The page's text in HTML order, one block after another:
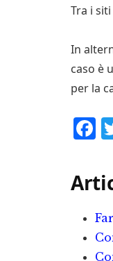
Tra i
In
caso è
per la
F
c
e
b
o